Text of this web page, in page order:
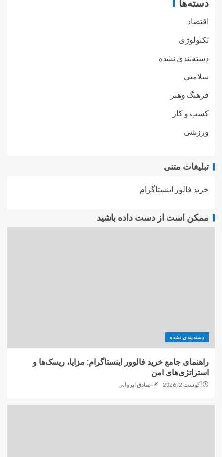
دسته‌ها
اقتصاد
تکنولوژی
دسته‌بندی نشده
سلامتی
فرهنگ وهنر
کسب و کار
ورزشی
تبلیغات متنی
خرید فالور اینستاگرام
ممکن است از دست داده باشید
دسته‌بندی نشده
راهنمای جامع خرید فالوور اینستاگرام: مزایا، ریسک‌ها و
استراتژی‌های امن
آگوست 2, 2026 صادق ایروانی